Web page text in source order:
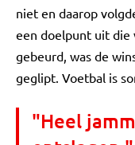
niet en daarop
een doelpunt uit die
gebeurd, was de
geglipt. Voetbal is
"Heel